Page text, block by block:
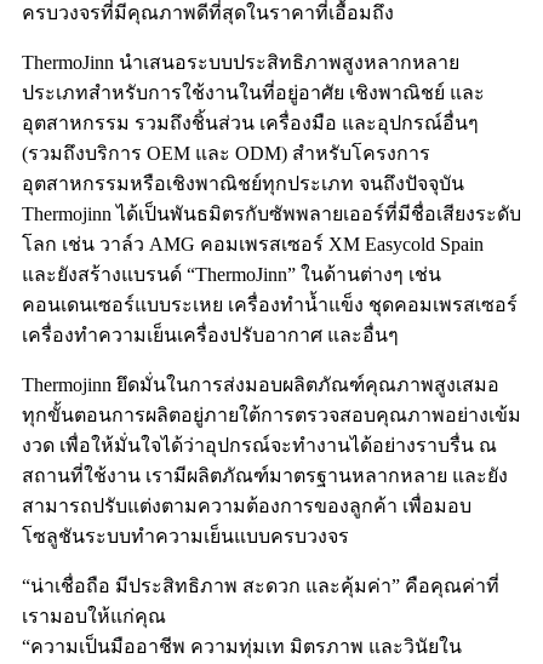
ครบวงจรที่มีคุณภาพดีที่สุดในราคาที่เอื้อมถึง
ThermoJinn นำเสนอระบบประสิทธิภาพสูงหลากหลาย
ประเภทสำหรับการใช้งานในที่อยู่อาศัย เชิงพาณิชย์ และ
อุตสาหกรรม รวมถึงชิ้นส่วน เครื่องมือ และอุปกรณ์อื่นๆ
(รวมถึงบริการ OEM และ ODM) สำหรับโครงการ
อุตสาหกรรมหรือเชิงพาณิชย์ทุกประเภท จนถึงปัจจุบัน
Thermojinn ได้เป็นพันธมิตรกับซัพพลายเออร์ที่มีชื่อเสียงระดับ
โลก เช่น วาล์ว AMG คอมเพรสเซอร์ XM Easycold Spain
และยังสร้างแบรนด์ “ThermoJinn” ในด้านต่างๆ เช่น
คอนเดนเซอร์แบบระเหย เครื่องทำน้ำแข็ง ชุดคอมเพรสเซอร์
เครื่องทำความเย็นเครื่องปรับอากาศ และอื่นๆ
Thermojinn ยึดมั่นในการส่งมอบผลิตภัณฑ์คุณภาพสูงเสมอ
ทุกขั้นตอนการผลิตอยู่ภายใต้การตรวจสอบคุณภาพอย่างเข้ม
งวด เพื่อให้มั่นใจได้ว่าอุปกรณ์จะทำงานได้อย่างราบรื่น ณ
สถานที่ใช้งาน เรามีผลิตภัณฑ์มาตรฐานหลากหลาย และยัง
สามารถปรับแต่งตามความต้องการของลูกค้า เพื่อมอบ
โซลูชันระบบทำความเย็นแบบครบวงจร
“น่าเชื่อถือ มีประสิทธิภาพ สะดวก และคุ้มค่า” คือคุณค่าที่
เรามอบให้แก่คุณ
“ความเป็นมืออาชีพ ความทุ่มเท มิตรภาพ และวินัยใน